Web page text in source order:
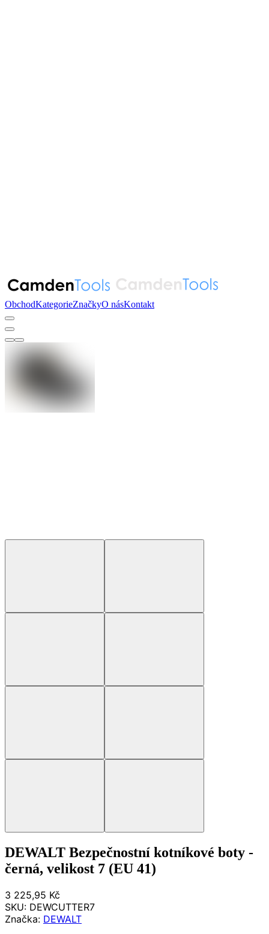
ObchodKategorieZnačkyO násKontakt
DEWALT Bezpečnostní kotníkové boty -
černá, velikost 7 (EU 41)
3 225,95 Kč
SKU: DEWCUTTER7
Značka: DEWALT